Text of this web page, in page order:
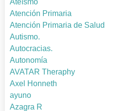
Atención Primaria
Atención Primaria de Salud
Autismo.
Autocracias.
Autonomía
AVATAR Theraphy
Axel Honneth
ayuno
Azagra R